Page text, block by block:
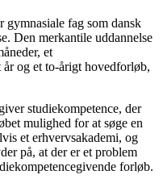
fag som dansk
Den merkantile uddannelse
et
og et to-årigt hovedforløb,
studiekompetence, der
mulighed for at søge en
et erhvervsakademi, og
på, at der er et problem
forløb.